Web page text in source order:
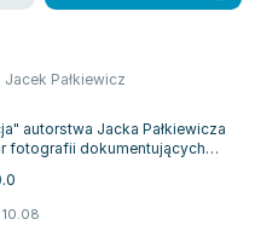
Jacek Pałkiewicz
autorstwa Jacka Pałkiewicza
fotografii dokumentujących
po świecie. Z...
10.08